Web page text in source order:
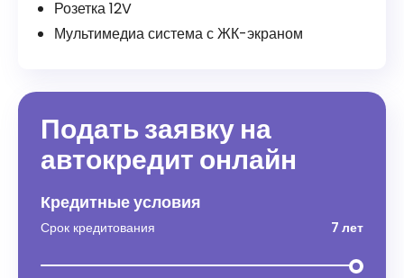
Розетка 12V
Мультимедиа система с ЖК-экраном
Подать заявку на
автокредит онлайн
Кредитные условия
Срок кредитования 7 лет